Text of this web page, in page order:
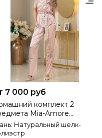
7 000 руб
комплект 2
Mia-Amore
МИЛИНДА 3726
Натуральный шелк-